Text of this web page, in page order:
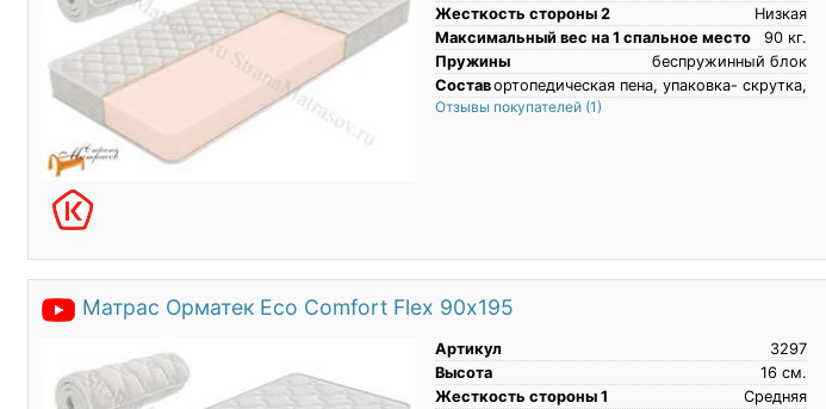
Жесткость стороны 2
Низкая
Максимальный вес на 1 спальное место
кг.
90
Пружины
беспружинный блок
Составортопедическая пена, упаковка- скрутка,
Отзывы покупателей (1)
Матрас Орматек Eco Comfort Flex 90х195
Артикул
3297
Высота
см.
16
Жесткость стороны 1
Средняя